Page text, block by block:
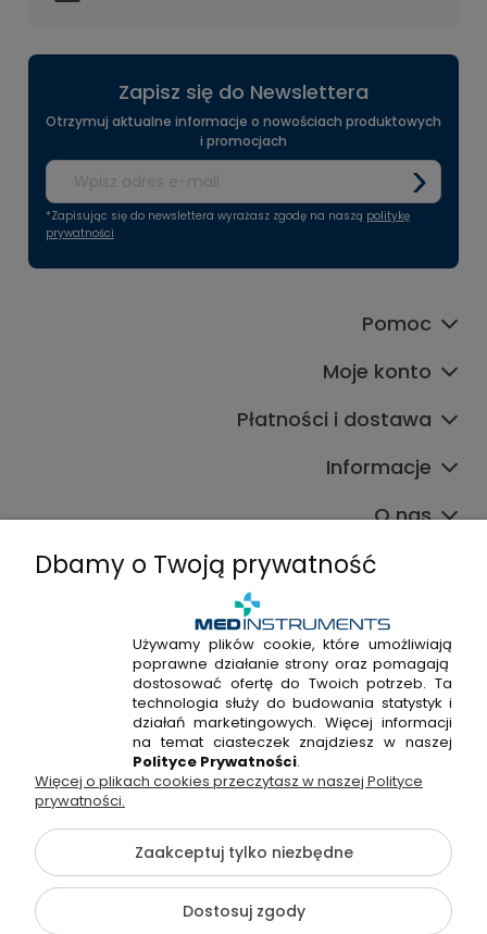
Zapisz się do Newslettera
Otrzymuj aktualne informacje o nowościach produktowych
i promocjach
*Zapisując się do newslettera wyrażasz zgodę na naszą politykę
prywatności
Pomoc
Moje konto
Płatności i dostawa
Informacje
O nas
+48 720 915 338
+48 22 298 53 38
Napisz do nas!
Hossa Medical Sp. z o. o. | ul. Kryształowa 33A, 01-356
Warszawa, woj. mazowieckie | NIP: 7010404814, REGON:
146982576, KRS: 0000491265
©2026 Wszelkie Prawa Zastrzeżone | medinstruments.pl
Dbamy o Twoją prywatność
Używamy plików cookie, które umożliwiają
poprawne działanie strony oraz pomagają
dostosować ofertę do Twoich potrzeb. Ta
technologia służy do budowania statystyk i
działań marketingowych. Więcej informacji
na temat ciasteczek znajdziesz w naszej
Polityce Prywatności.
Więcej o plikach cookies przeczytasz w naszej Polityce
prywatności.
Zaakceptuj tylko niezbędne
Dostosuj zgody